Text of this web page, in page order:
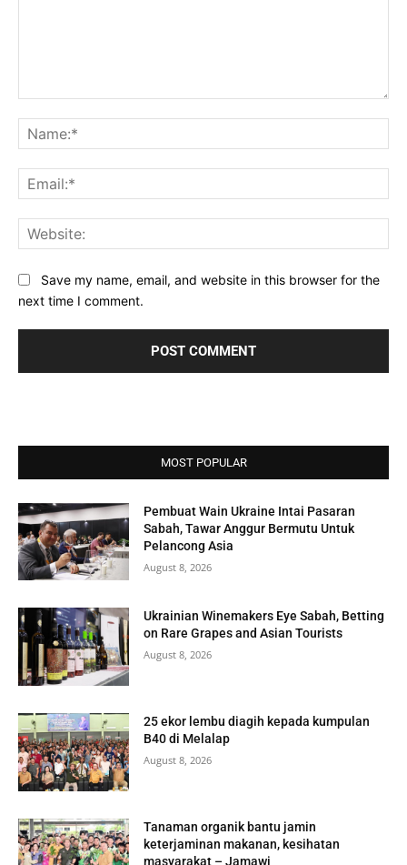
Save my name, email, and website in this browser for the
next time I comment.
MOST POPULAR
Pembuat Wain Ukraine Intai Pasaran
Sabah, Tawar Anggur Bermutu Untuk
Pelancong Asia
August 8, 2026
Ukrainian Winemakers Eye Sabah, Betting
on Rare Grapes and Asian Tourists
August 8, 2026
25 ekor lembu diagih kepada kumpulan
B40 di Melalap
August 8, 2026
Tanaman organik bantu jamin
keterjaminan makanan, kesihatan
masyarakat – Jamawi